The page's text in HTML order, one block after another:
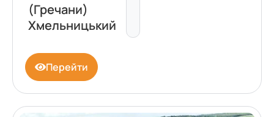
(Гречани)
Хмельницький
Перейти